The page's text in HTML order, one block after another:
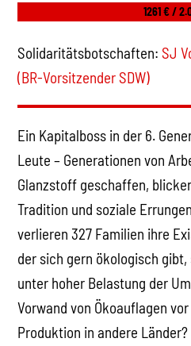
1261 € /
Solidaritätsbotschaften:SJ
(BR-Vorsitzender SDW)
Ein Kapitalboss in der 6.
Leute – Generationen von
Glanzstoff geschaffen,
Tradition und soziale
verlieren 327 Familien ihre
der sich gern ökologisch
unter hoher Belastung der
Vorwand von Ökoauflagen
Produktion in andere Länder?